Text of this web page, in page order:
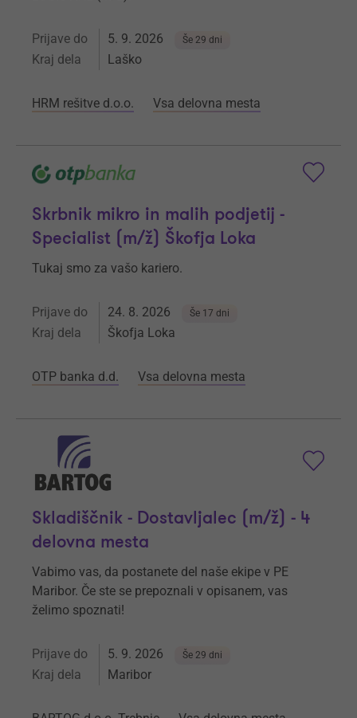
Prijave do 5. 9. 2026 Še 29 dni
Kraj dela Laško
HRM rešitve d.o.o. Vsa delovna mesta
Skrbnik mikro in malih podjetij -
Specialist (m/ž) Škofja Loka
Tukaj smo za vašo kariero.
Prijave do 24. 8. 2026 Še 17 dni
Kraj dela Škofja Loka
OTP banka d.d. Vsa delovna mesta
Skladiščnik - Dostavljalec (m/ž) - 4
delovna mesta
Vabimo vas, da postanete del naše ekipe v PE
Maribor. Če ste se prepoznali v opisanem, vas
želimo spoznati!
Prijave do 5. 9. 2026 Še 29 dni
Kraj dela Maribor